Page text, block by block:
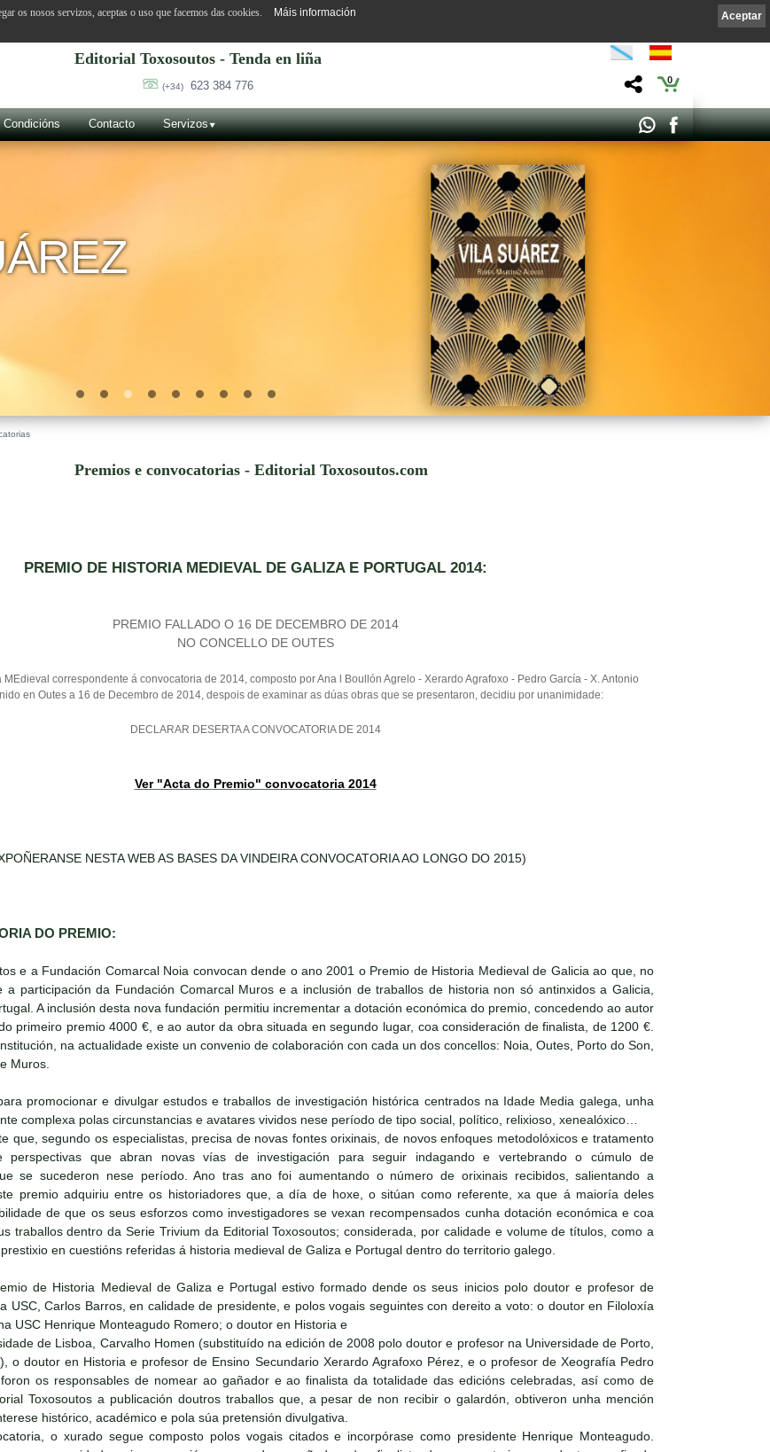
Editorial Toxosoutos - Tenda en liña
(+34) 623 384 776 0
Condicións Contacto Servizos
Premios e convocatorias - Editorial Toxosoutos.com
PREMIO DE HISTORIA MEDIEVAL DE GALIZA E PORTUGAL 2014:
PREMIO FALLADO O 16 DE DECEMBRO DE 2014
NO CONCELLO DE OUTES
correspondente á convocatoria de 2014, composto por Ana l Boullón Agrelo - Xerardo Agrafoxo - Pedro García - X. Antonio
en Outes a 16 de Decembro de 2014, despois de examinar as dúas obras que se presentaron, decidiu por unanimidade:
DECLARAR DESERTA A CONVOCATORIA DE 2014
Ver "Acta do Premio" convocatoria 2014
NESTA WEB AS BASES DA VINDEIRA CONVOCATORIA AO LONGO DO 2015)
DO PREMIO:
e a Fundación Comarcal Noia convocan dende o ano 2001 o Premio de Historia Medieval de Galicia ao que, no
a participación da Fundación Comarcal Muros e a inclusión de traballos de historia non só antinxidos a Galicia,
A inclusión desta nova fundación permitiu incrementar a dotación económica do premio, concedendo ao autor
primeiro premio 4000 €, e ao autor da obra situada en segundo lugar, coa consideración de finalista, de 1200 €.
na actualidade existe un convenio de colaboración con cada un dos concellos: Noia, Outes, Porto do Son,
Muros.
promocionar e divulgar estudos e traballos de investigación histórica centrados na Idade Media galega, unha
complexa polas circunstancias e avatares vividos nese período de tipo social, político, relixioso, xenealóxico…
que, segundo os especialistas, precisa de novas fontes orixinais, de novos enfoques metodolóxicos e tratamento
perspectivas que abran novas vías de investigación para seguir indagando e vertebrando o cúmulo de
se sucederon nese período. Ano tras ano foi aumentando o número de orixinais recibidos, salientando a
premio adquiriu entre os historiadores que, a día de hoxe, o sitúan como referente, xa que á maioría deles
de que os seus esforzos como investigadores se vexan recompensados cunha dotación económica e coa
traballos dentro da Serie Trivium da Editorial Toxosoutos; considerada, por calidade e volume de títulos, como a
en cuestións referidas á historia medieval de Galiza e Portugal dentro do territorio galego.
de Historia Medieval de Galiza e Portugal estivo formado dende os seus inicios polo doutor e profesor de
USC, Carlos Barros, en calidade de presidente, e polos vogais seguintes con dereito a voto: o doutor en Filoloxía
USC Henrique Monteagudo Romero; o doutor en Historia e
de Lisboa, Carvalho Homen (substituído na edición de 2008 polo doutor e profesor na Universidade de Porto,
o doutor en Historia e profesor de Ensino Secundario Xerardo Agrafoxo Pérez, e o profesor de Xeografía Pedro
os responsables de nomear ao gañador e ao finalista da totalidade das edicións celebradas, así como de
Toxosoutos a publicación doutros traballos que, a pesar de non recibir o galardón, obtiveron unha mención
histórico, académico e pola súa pretensión divulgativa.
o xurado segue composto polos vogais citados e incorpórase como presidente Henrique Monteagudo.
Aceptar
os nosos servizos, aceptas o uso que facemos das cookies. Máis información